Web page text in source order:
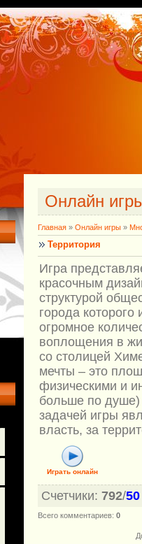
Онлайн
Главная » Онлайн игры »
Территория
Игра
красочным
структурой
города
огромное
воплощения в
со столицей
мечты – это
физическими и
больше по душе)
задачей игры
власть, за
Играть онлайн
Счетчики: 792/50
Всего комментариев: 0